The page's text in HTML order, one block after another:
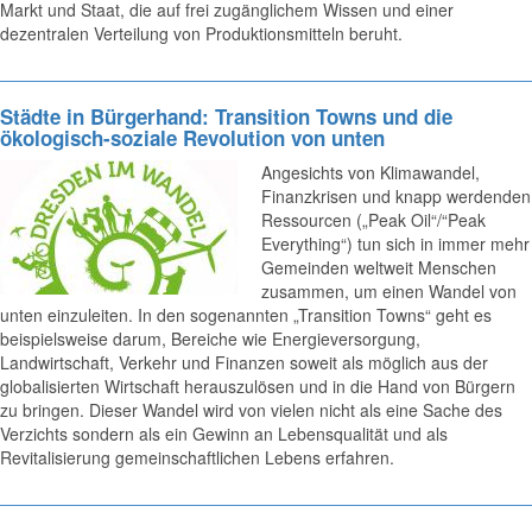
Markt und Staat, die auf frei zugänglichem Wissen und einer
dezentralen Verteilung von Produktionsmitteln beruht.
Städte in Bürgerhand: Transition Towns und die
ökologisch-soziale Revolution von unten
Angesichts von Klimawandel,
Finanzkrisen und knapp werdenden
Ressourcen („Peak Oil“/“Peak
Everything“) tun sich in immer mehr
Gemeinden weltweit Menschen
zusammen, um einen Wandel von
unten einzuleiten. In den sogenannten „Transition Towns“ geht es
beispielsweise darum, Bereiche wie Energieversorgung,
Landwirtschaft, Verkehr und Finanzen soweit als möglich aus der
globalisierten Wirtschaft herauszulösen und in die Hand von Bürgern
zu bringen. Dieser Wandel wird von vielen nicht als eine Sache des
Verzichts sondern als ein Gewinn an Lebensqualität und als
Revitalisierung gemeinschaftlichen Lebens erfahren.